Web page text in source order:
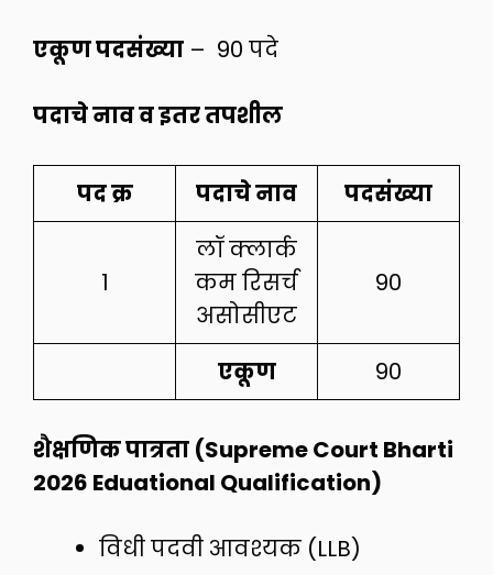
एकूण पदसंख्या – 90 पदे
पदाचे नाव व इतर तपशील
पद क्र पदाचे नाव पदसंख्या
1
लॉ क्लार्क
कम रिसर्च
असोसीएट
90
एकूण 90
शैक्षणिक पात्रता (Supreme Court Bharti
2026 Eduational Qualification)
विधी पदवी आवश्यक (LLB)